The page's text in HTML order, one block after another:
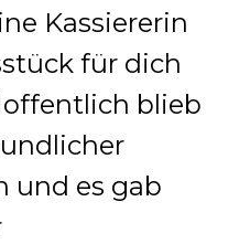
Kassiererin
für dich
blieb
und es gab